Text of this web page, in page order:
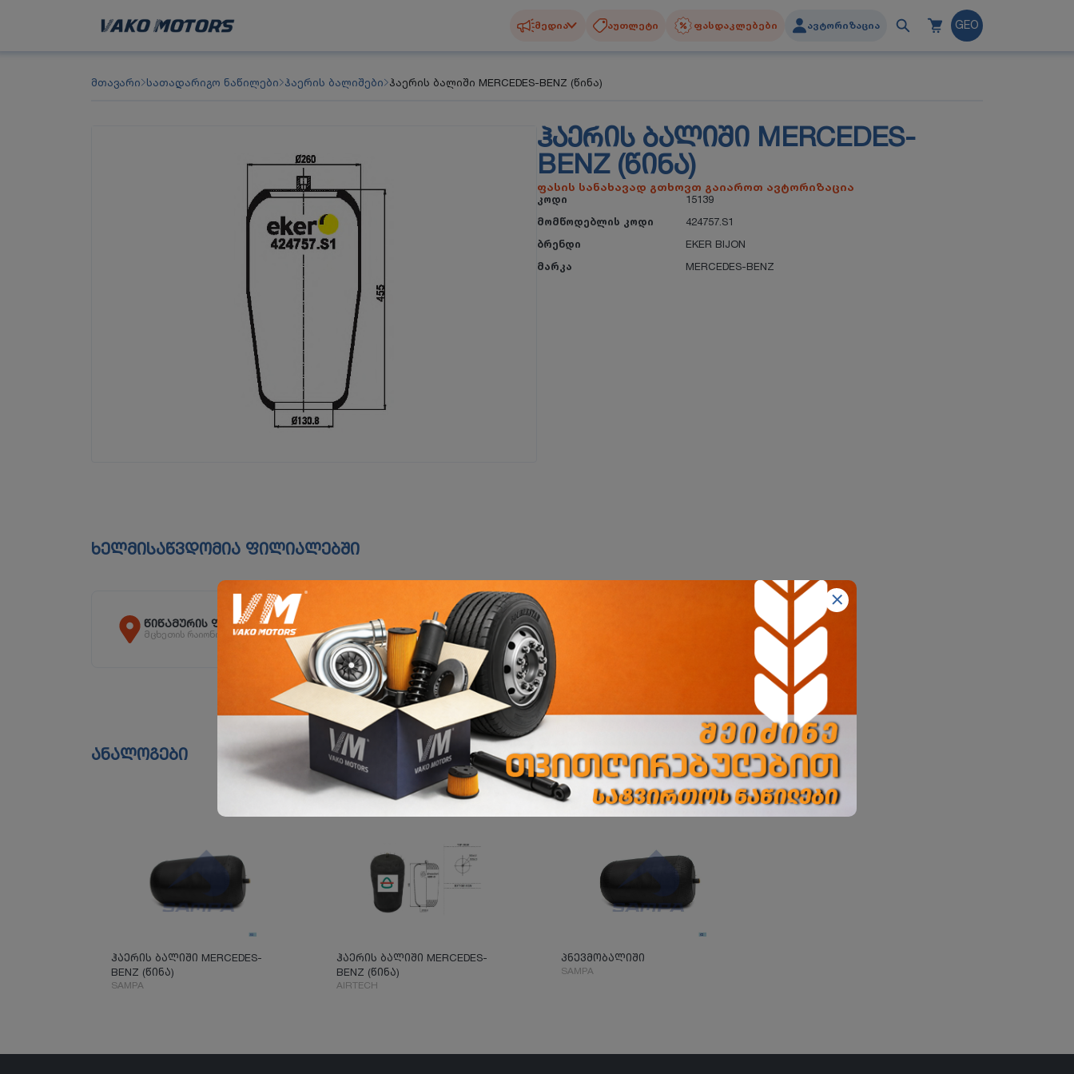
მედია აუთლეტი ფასდაკლებები ავტორიზაცია GEO
მთავარი სათადარიგო ნაწილები ჰაერის ბალიშები ჰაერის ბალიში MERCEDES-BENZ (წინა)
ᲰᲐᲔᲠᲘᲡ ᲑᲐᲚᲘᲨᲘ MERCEDES-
BENZ (ᲬᲘᲜᲐ)
ფასის სანახავად გთხოვთ გაიაროთ ავტორიზაცია
კოდი
15139
მომწოდებლის კოდი
424757.S1
ბრენდი
EKER BIJON
მარკა
MERCEDES-BENZ
ხელმისაწვდომია ფილიალებში
წიწამურის ფილიალი
მცხეთის რაიონი, სოფ. წიწამური
ორხევის ფილიალი
ორხევის დასახლება, ჩანტლაძის N15
ანალოგები
ჰაერის ბალიში MERCEDES-
BENZ (წინა)
SAMPA
ჰაერის ბალიში MERCEDES-
BENZ (წინა)
AIRTECH
პნევმობალიში
SAMPA